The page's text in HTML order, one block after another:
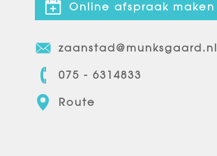
Online afspraak maken
zaanstad@munksgaard.nl
075 - 6314833
Route